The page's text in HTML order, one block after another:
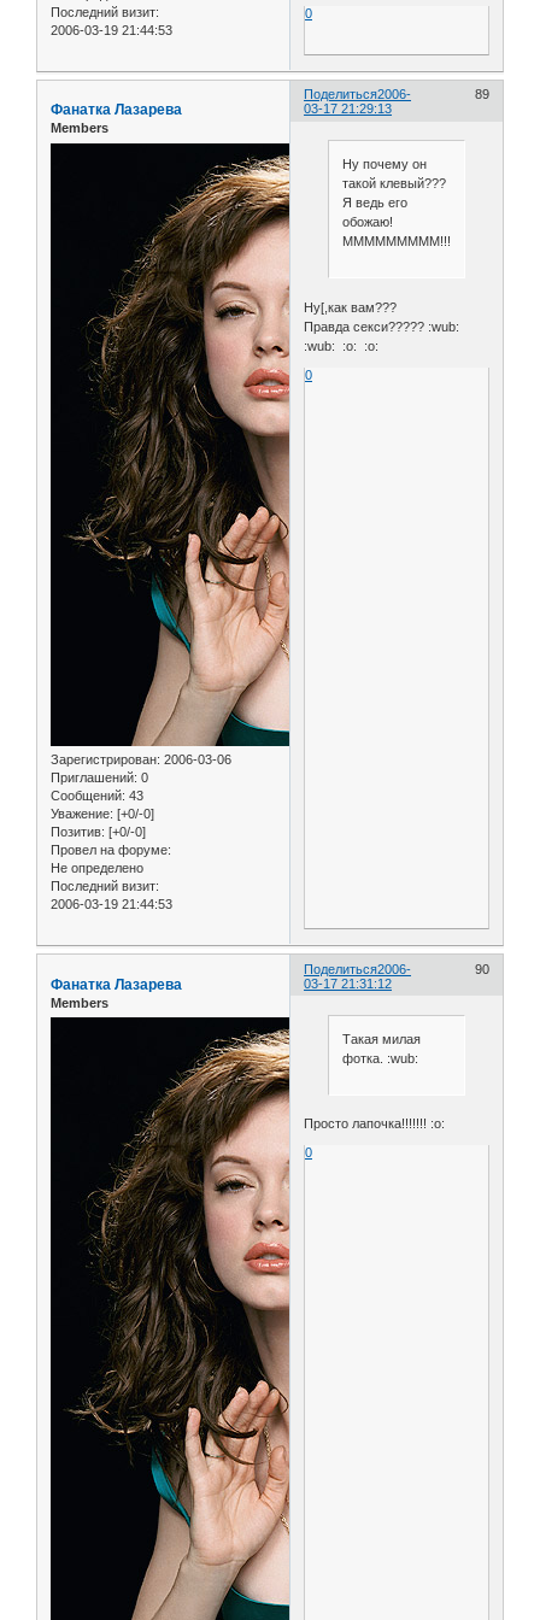
Последний визит:
2006-03-19 21:44:53
0
Поделиться 89
2006-
03-17 21:29:13
Фанатка Лазарева
Members
Зарегистрирован: 2006-03-06
Приглашений: 0
Сообщений: 43
Уважение: [+0/-0]
Позитив: [+0/-0]
Провел на форуме:
Не определено
Последний визит:
2006-03-19 21:44:53
Ну почему он
такой клевый???
Я ведь его
обожаю!
МММММММММ!!!!!!
Ну[,как вам???
Правда секси????? :wub:
:wub: :o: :o:
0
Поделиться 90
2006-
03-17 21:31:12
Фанатка Лазарева
Members
Такая милая
фотка. :wub:
Просто лапочка!!!!!!! :o:
0